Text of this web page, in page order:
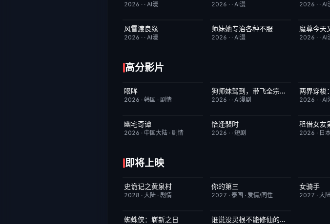
2026 · · AI漫 2026 · ·AI漫 2026 · · AI
完结
风雪渡良缘
2026 · · AI漫
完结
师妹她专治各种不服
2026 · ·AI漫
完结
魔尊今天
2026 · · AI
高分影片
HD中字
眼眸
2026 · 韩国 · 剧情
完结 10.0狗师妹驾到，带飞全宗门成团宠
2026 · ·AI漫剧
完结
2026 · · AI
更新至第14集
幽宅奇谭
2026 · 中国大陆 · 剧情
完结
恰逢裴时
2026 · ·短剧
已完结
租借女友
2026 · 日
即将上映
6月23日更新
史诡记之黄泉村
2028 · 大陆 · 剧情
更新至第02集
你的第三
2027 ·泰国 · 爱情/同性
7月15日更
女骑手
2027 · 大
TC中字
蜘蛛侠：崭新之日 完结 5.0谁说没灵根不能修仙的？之无灵证道第五季